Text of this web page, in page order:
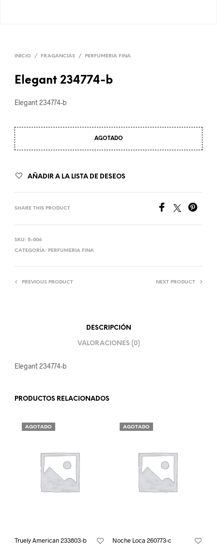
INICIO / FRAGANCIAS / PERFUMERIA FINA
Elegant 234774-b
Elegant 234774-b
AGOTADO
AÑADIR A LA LISTA DE DESEOS
SHARE THIS PRODUCT
SKU: 5-006
CATEGORÍA: PERFUMERIA FINA
PREVIOUS PRODUCT NEXT PRODUCT
DESCRIPCIÓN
VALORACIONES (0)
Elegant 234774-b
PRODUCTOS RELACIONADOS
AGOTADO
Truely American 233803-b
AGOTADO
Noche Loca 260773-c